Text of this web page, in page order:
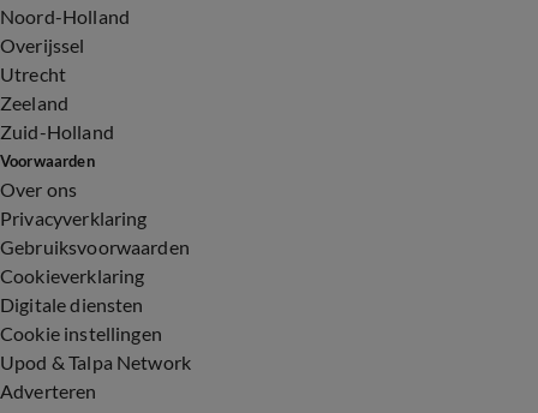
Noord-Holland
Overijssel
Utrecht
Zeeland
Zuid-Holland
Voorwaarden
Over ons
Privacyverklaring
Gebruiksvoorwaarden
Cookieverklaring
Digitale diensten
Cookie instellingen
Upod & Talpa Network
Adverteren